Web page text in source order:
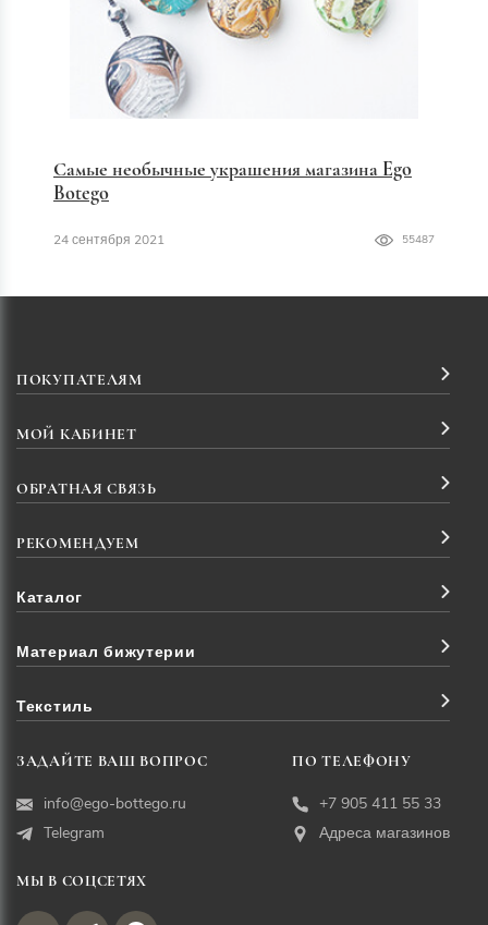
Самые необычные украшения магазина Ego
Botego
24 сентября 2021 55487
ПОКУПАТЕЛЯМ
МОЙ КАБИНЕТ
ОБРАТНАЯ СВЯЗЬ
РЕКОМЕНДУЕМ
Каталог
Материал бижутерии
Текстиль
ЗАДАЙТЕ ВАШ ВОПРОС
info@ego-bottego.ru
Telegram
ПО ТЕЛЕФОНУ
+7 905 411 55 33
Адреса магазинов
МЫ В СОЦСЕТЯХ